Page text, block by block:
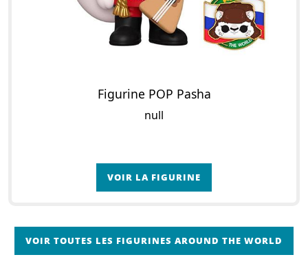
Figurine POP Pasha
null
VOIR LA FIGURINE
VOIR TOUTES LES FIGURINES AROUND THE WORLD